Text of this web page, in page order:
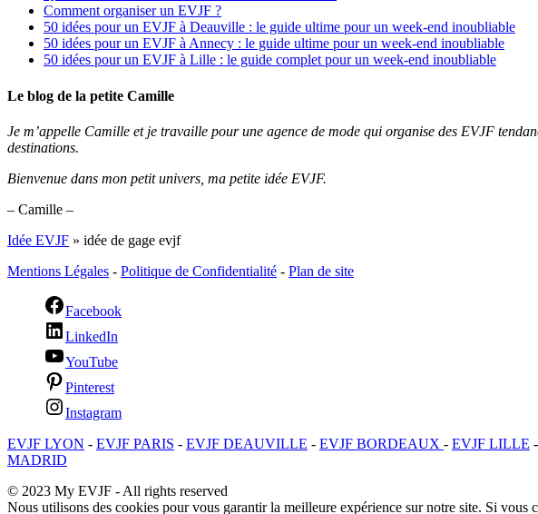
Comment organiser un EVJF ?
50 idées pour un EVJF à Deauville : le guide ultime pour un week-end inoubliable
50 idées pour un EVJF à Annecy : le guide ultime pour un week-end inoubliable
50 idées pour un EVJF à Lille : le guide complet pour un week-end inoubliable
Le blog de la petite Camille
Je m’appelle Camille et je travaille pour une agence de mode qui organise des EVJF
destinations.
Bienvenue dans mon petit univers, ma petite idée EVJF.
– Camille –
Idée EVJF » idée de gage evjf
Mentions Légales - Politique de Confidentialité - Plan de site
Facebook
LinkedIn
YouTube
Pinterest
Instagram
EVJF LYON - EVJF PARIS - EVJF DEAUVILLE - EVJF BORDEAUX - EVJF LILLE -
MADRID
© 2023 My EVJF - All rights reserved
Nous utilisons des cookies pour vous garantir la meilleure expérience sur notre site. Si